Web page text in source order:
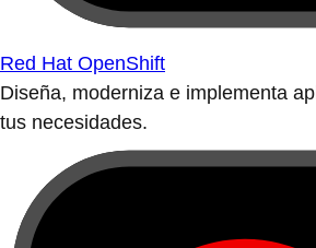
Red Hat OpenShift
Diseña, moderniza e implementa
tus necesidades.